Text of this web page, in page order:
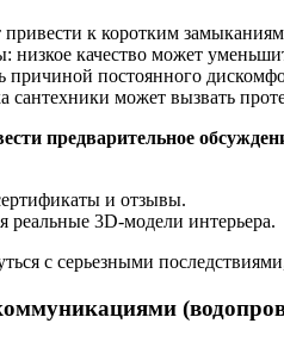
к коротким
низкое качество может
причиной постоянного
сантехники может вызвать
предварительное
и отзывы.
реальные 3D-модели интерьера.
с серьезными